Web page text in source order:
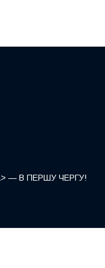
a> — В ПЕРШУ ЧЕРГУ!